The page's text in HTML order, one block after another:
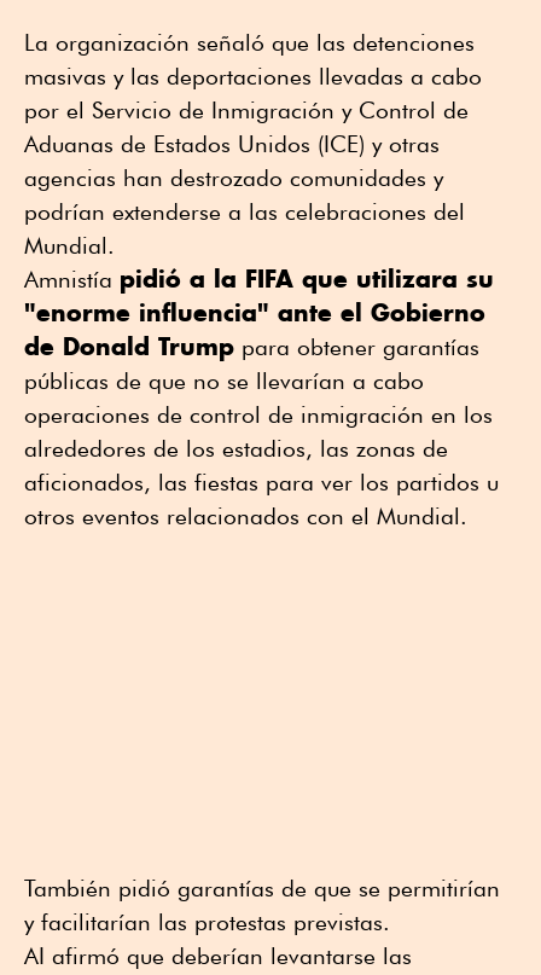
La organización señaló que las detenciones
masivas y las deportaciones llevadas a cabo
por el Servicio de Inmigración y Control de
Aduanas de Estados Unidos (ICE) y otras
agencias han destrozado comunidades y
podrían extenderse a las celebraciones del
Mundial.
Amnistía pidió a la FIFA que utilizara su
"enorme influencia" ante el Gobierno
de Donald Trump para obtener garantías
públicas de que no se llevarían a cabo
operaciones de control de inmigración en los
alrededores de los estadios, las zonas de
aficionados, las fiestas para ver los partidos u
otros eventos relacionados con el Mundial.
También pidió garantías de que se permitirían
y facilitarían las protestas previstas.
AI afirmó que deberían levantarse las